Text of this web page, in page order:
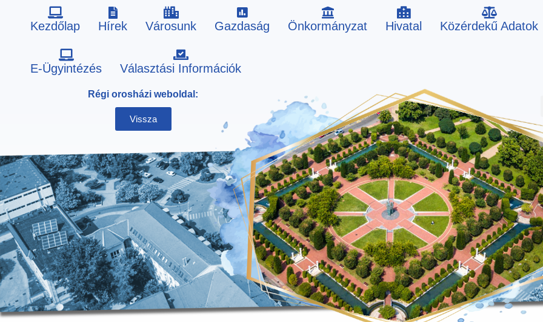
Kezdőlap Hírek Városunk Gazdaság Önkormányzat Hivatal Közérdekű Adatok
E-Ügyintézés Választási Információk
Régi orosházi weboldal:
Vissza